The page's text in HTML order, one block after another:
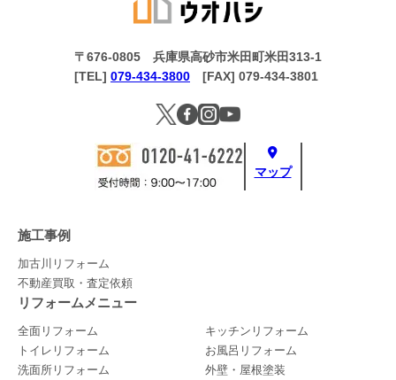
マップ
〒676-0805 兵庫県高砂市米田町米田313-1
[TEL] 079-434-3800 [FAX] 079-434-3801
施工事例
加古川リフォーム
不動産買取・査定依頼
リフォームメニュー
全面リフォーム
キッチンリフォーム
トイレリフォーム
お風呂リフォーム
洗面所リフォーム
外壁・屋根塗装